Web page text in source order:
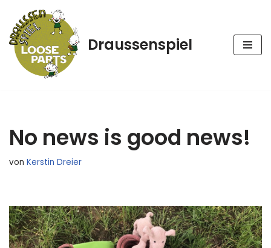
Zum
Inhalt
springen
Draussenspiel
No news is good news!
von Kerstin Dreier